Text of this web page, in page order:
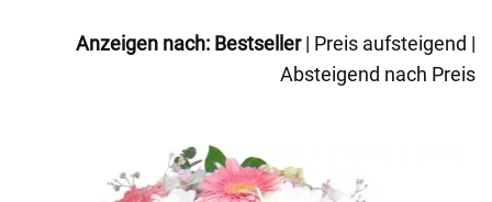
Anzeigen nach: Bestseller| Preis aufsteigend |
Absteigend nach Preis